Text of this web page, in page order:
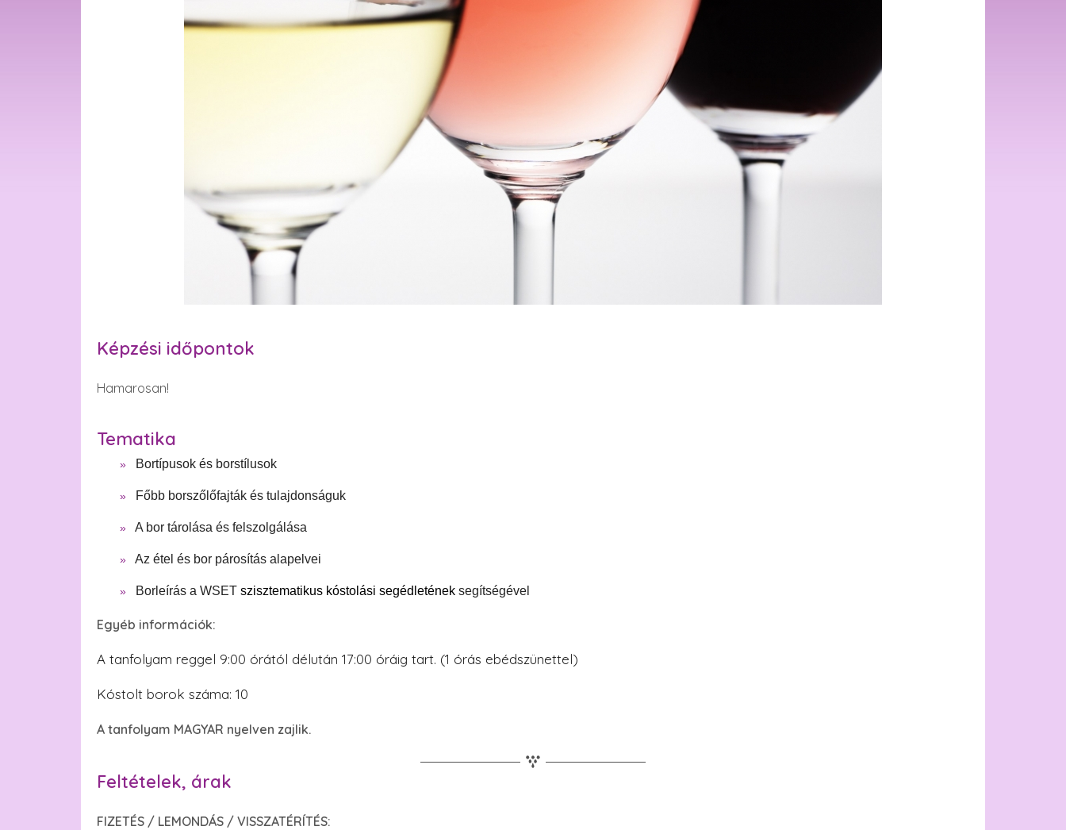
Képzési időpontok
Hamarosan!
Tematika
Bortípusok és borstílusok
Főbb borszőlőfajták és tulajdonságuk
A bor tárolása és felszolgálása
Az étel és bor párosítás alapelvei
Borleírás a WSET szisztematikus kóstolási segédleténeksegítségével
Egyéb információk:
A tanfolyam reggel 9:00 órától délután 17:00 óráig tart. (1 órás ebédszünettel)
Kóstolt borok száma: 10
A tanfolyam MAGYAR nyelven zajlik.
Feltételek, árak
FIZETÉS / LEMONDÁS / VISSZATÉRÍTÉS: